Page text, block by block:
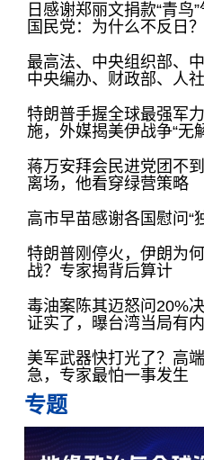
日感谢郑丽文捐款“青鸟
国民党：为什么不反日？
最高法、中央组织部、中
中央编办、财政部、人
特朗普手握全球最强军
施，外媒揭美伊战争“无
蒋万安拜会民进党团不
离场，他看穿绿营策略
高市早苗感谢各国慰问“
特朗普刚停火，伊朗为
战？专家揭背后算计
毒油案陈其迈怒问20%
证实了，曝台湾当局有
美军武器快打光了？高
急，专家最怕一事发生
专题